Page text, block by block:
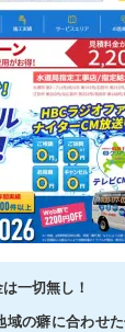
一切無し！
域の癖に合わせ